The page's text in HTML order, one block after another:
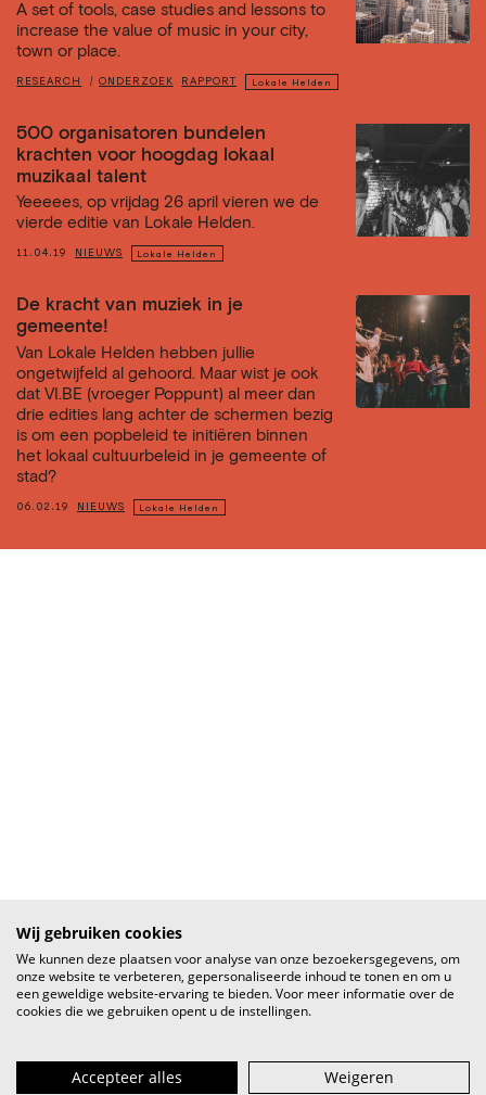
A set of tools, case studies and lessons to
increase the value of music in your city,
town or place.
RESEARCH ONDERZOEK RAPPORT Lokale Helden
500 organisatoren bundelen
krachten voor hoogdag lokaal
muzikaal talent
Yeeeees, op vrijdag 26 april vieren we de
vierde editie van Lokale Helden.
11.04.19 NIEUWS Lokale Helden
De kracht van muziek in je
gemeente!
Van Lokale Helden hebben jullie
ongetwijfeld al gehoord. Maar wist je ook
dat VI.BE (vroeger Poppunt) al meer dan
drie edities lang achter de schermen bezig
is om een popbeleid te initiëren binnen
het lokaal cultuurbeleid in je gemeente of
stad?
06.02.19 NIEUWS Lokale Helden
Wij gebruiken cookies
We kunnen deze plaatsen voor analyse van onze bezoekersgegevens, om
onze website te verbeteren, gepersonaliseerde inhoud te tonen en om u
een geweldige website-ervaring te bieden. Voor meer informatie over de
cookies die we gebruiken opent u de instellingen.
Accepteer alles
Weigeren